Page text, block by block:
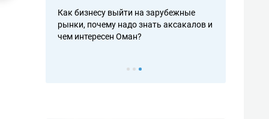
Как бизнесу выйти на зарубежные
рынки, почему надо знать аксакалов и
чем интересен Оман?